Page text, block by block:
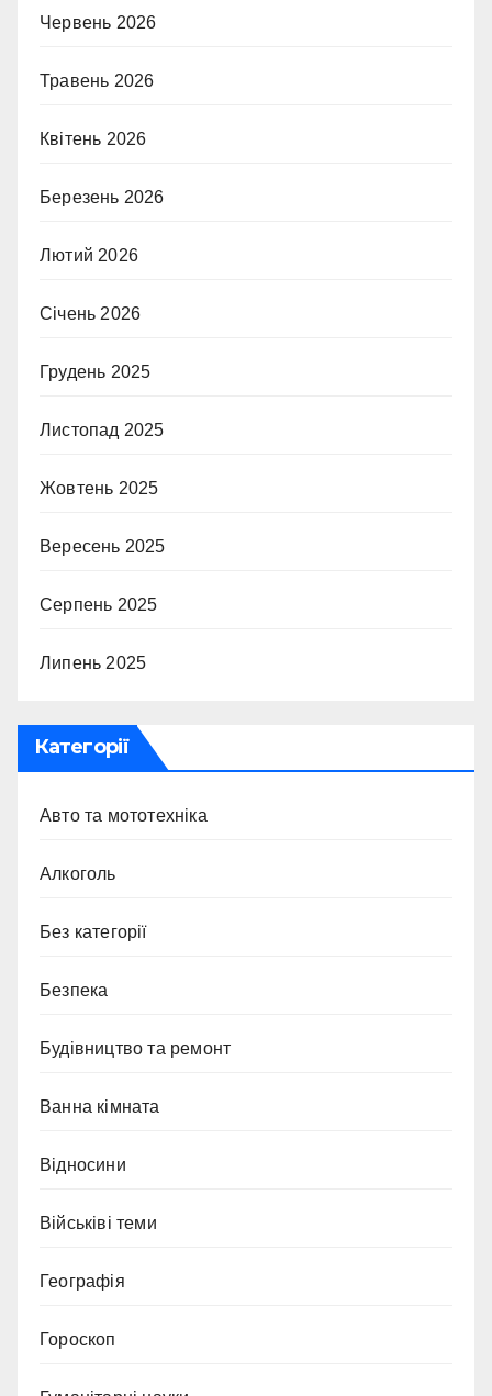
Червень 2026
Травень 2026
Квітень 2026
Березень 2026
Лютий 2026
Січень 2026
Грудень 2025
Листопад 2025
Жовтень 2025
Вересень 2025
Серпень 2025
Липень 2025
Категорії
Авто та мототехніка
Алкоголь
Без категорії
Безпека
Будівництво та ремонт
Ванна кімната
Відносини
Військіві теми
Географія
Гороскоп